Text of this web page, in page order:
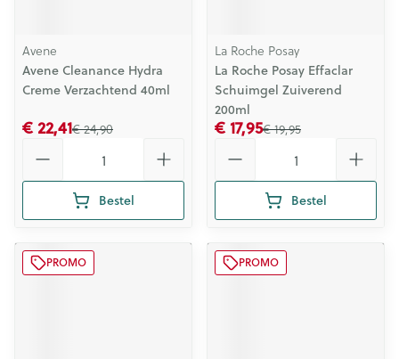
Avene
Avene Cleanance Hydra
Creme Verzachtend 40ml
€ 24,90
€ 22,41
Bestel
La Roche Posay
La Roche Posay Effaclar
Schuimgel Zuiverend
200ml
€ 19,95
€ 17,95
Bestel
PROMO PROMO